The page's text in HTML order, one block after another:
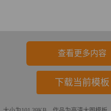
查看更多内容
下载当前模板